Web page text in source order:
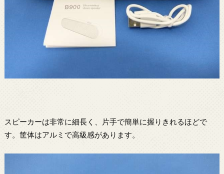
スピーカーは非常に細長く、片手で簡単に握りきれるほどで
す。筐体はアルミで高級感があります。